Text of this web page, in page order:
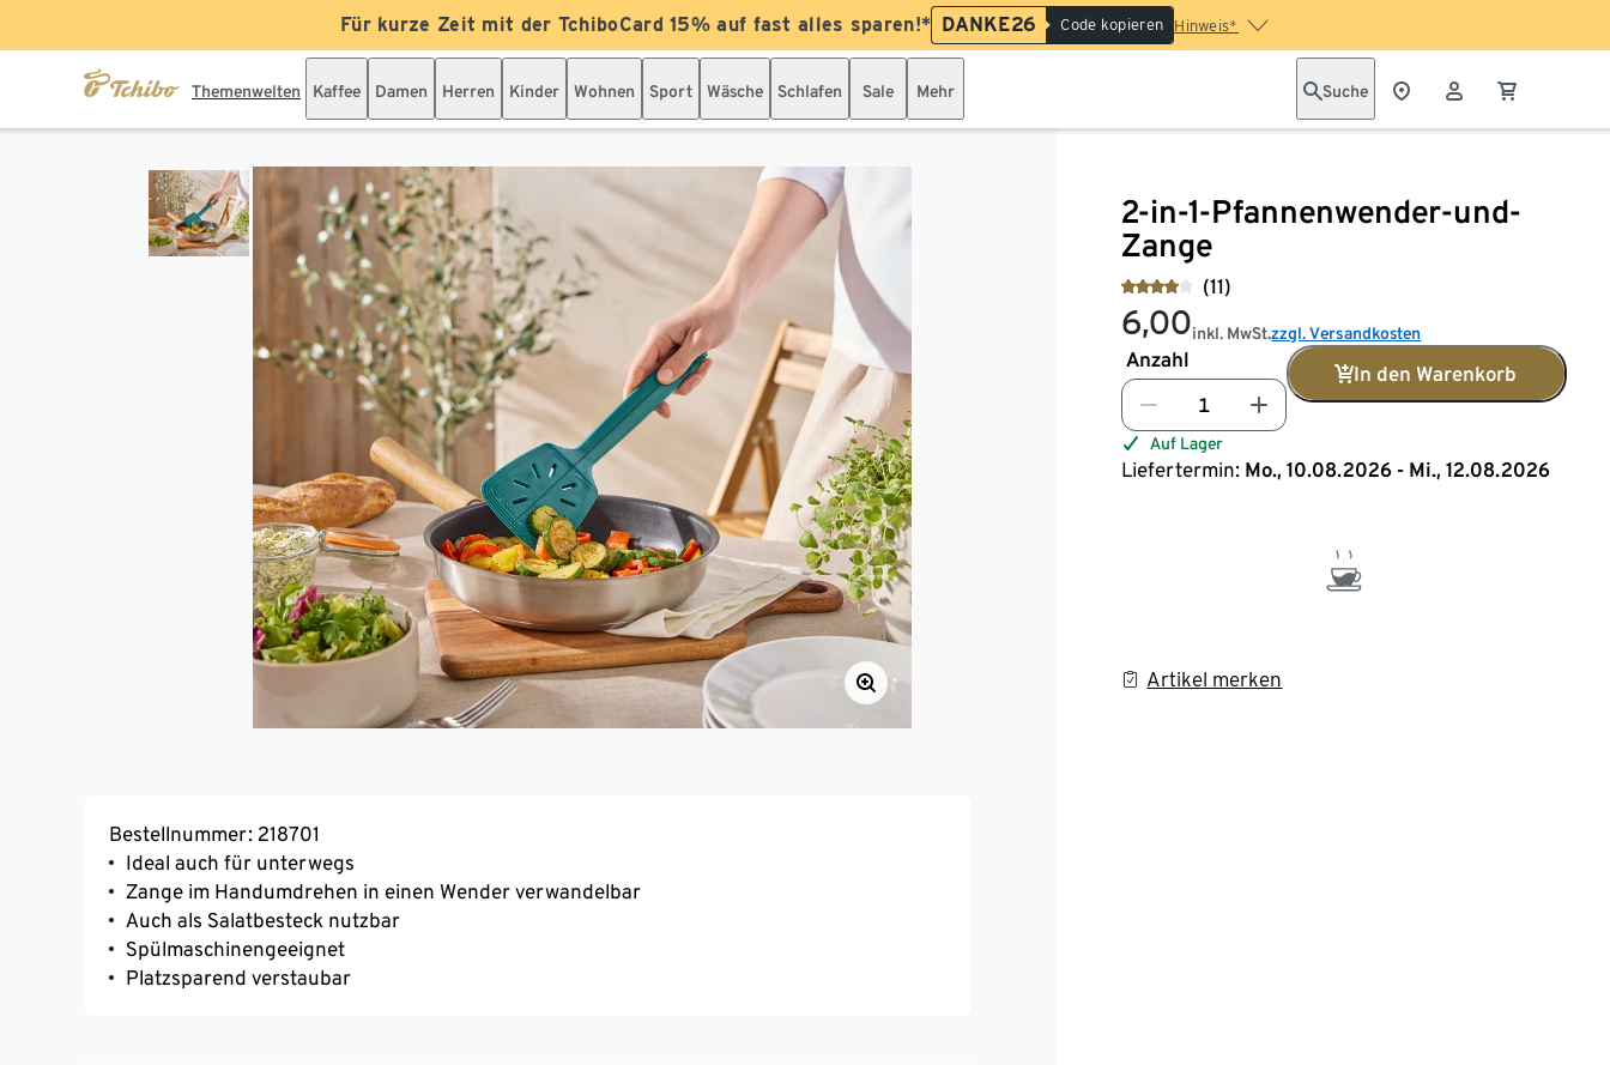
Für kurze Zeit mit der TchiboCard 15% auf fast alles sparen!* DANKE26 Code kopieren Hinweis*
Themenwelten Kaffee Damen Herren Kinder Wohnen Sport Wäsche Schlafen Sale Mehr Suche
2-in-1-Pfannenwender-und-
Zange
(11)
6,00inkl. MwSt.zzgl. Versandkosten
Anzahl
In den Warenkorb
Auf Lager
Liefertermin: Mo., 10.08.2026 - Mi., 12.08.2026
Artikel merken
Bestellnummer: 218701
Ideal auch für unterwegs
Zange im Handumdrehen in einen Wender verwandelbar
Auch als Salatbesteck nutzbar
Spülmaschinengeeignet
Platzsparend verstaubar